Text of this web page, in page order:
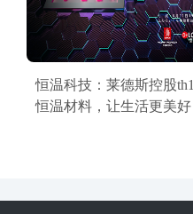
恒温科技：莱德斯控股
恒温材料，让生活更美好